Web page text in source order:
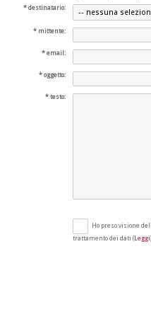
destinatario:
mittente:
email:
oggetto:
testo:
Ho preso visione
trattamento dei dati (Leggi)